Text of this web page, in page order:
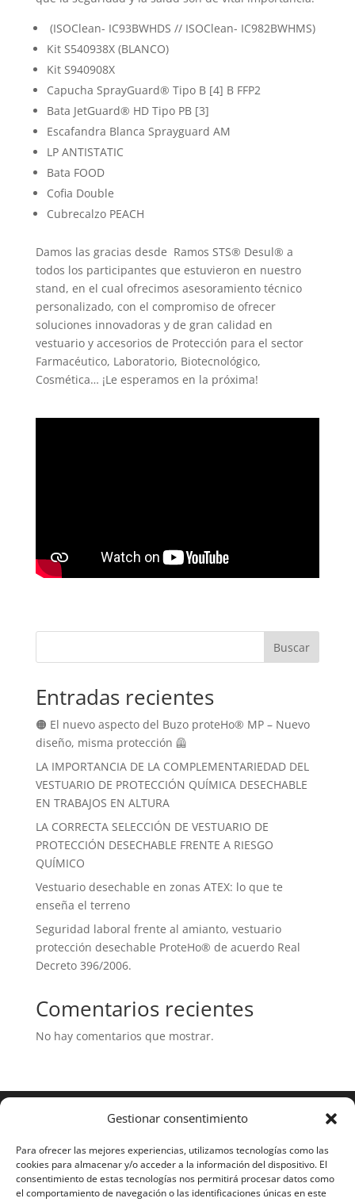
Gestionar consentimiento
Para ofrecer las mejores experiencias, utilizamos tecnologías como las
cookies para almacenar y/o acceder a la información del dispositivo. El
consentimiento de estas tecnologías nos permitirá procesar datos como
el comportamiento de navegación o las identificaciones únicas en este
(ISOClean- IC93BWHDS // ISOClean- IC982BWHMS)
Kit S540938X (BLANCO)
Kit S940908X
Capucha SprayGuard®️ Tipo B [4] B FFP2
Bata JetGuard®️ HD Tipo PB [3]
Escafandra Blanca Sprayguard AM
LP ANTISTATIC
Bata FOOD
Cofia Double
Cubrecalzo PEACH
Damos las gracias desde Ramos STS® Desul® a
todos los participantes que estuvieron en nuestro
stand, en el cual ofrecimos asesoramiento técnico
personalizado, con el compromiso de ofrecer
soluciones innovadoras y de gran calidad en
vestuario y accesorios de Protección para el sector
Farmacéutico, Laboratorio, Biotecnológico,
Cosmética… ¡Le esperamos en la próxima!
Buscar
Entradas recientes
🟠 El nuevo aspecto del Buzo proteHo® MP – Nuevo
diseño, misma protección 🦺
LA IMPORTANCIA DE LA COMPLEMENTARIEDAD DEL
VESTUARIO DE PROTECCIÓN QUÍMICA DESECHABLE
EN TRABAJOS EN ALTURA
LA CORRECTA SELECCIÓN DE VESTUARIO DE
PROTECCIÓN DESECHABLE FRENTE A RIESGO
QUÍMICO
Vestuario desechable en zonas ATEX: lo que te
enseña el terreno
Seguridad laboral frente al amianto, vestuario
protección desechable ProteHo® de acuerdo Real
Decreto 396/2006.
Comentarios recientes
No hay comentarios que mostrar.